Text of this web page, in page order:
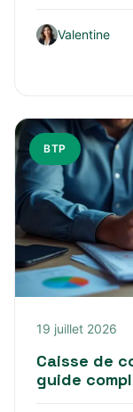
Valentine
BTP
19 juillet 2026
Caisse de
guide